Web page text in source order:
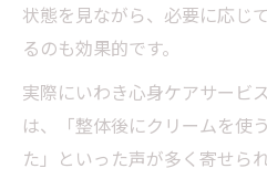
状態を見ながら、必要に応じ
るのも効果的です。
実際にいわき心身ケアサービ
は、「整体後にクリームを使
た」といった声が多く寄せら